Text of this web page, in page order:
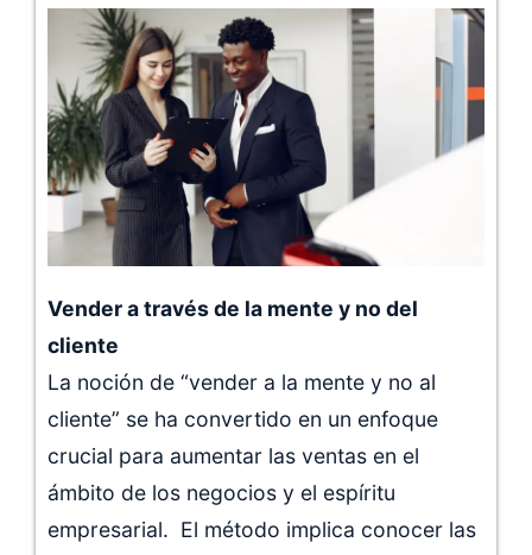
Vender a través de la mente y no del
cliente
La noción de “vender a la mente y no al
cliente” se ha convertido en un enfoque
crucial para aumentar las ventas en el
ámbito de los negocios y el espíritu
empresarial. El método implica conocer las